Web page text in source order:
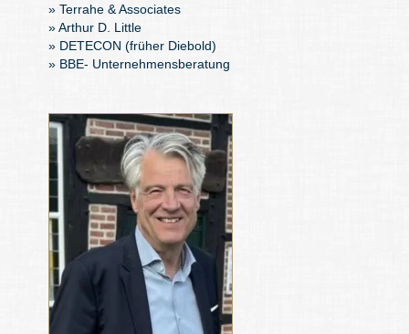
» Terrahe & Associates
» Arthur D. Little
» DETECON (früher Diebold)
» BBE- Unternehmensberatung